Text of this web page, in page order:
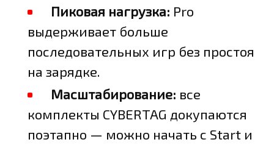
Пиковая нагрузка: Pro
выдерживает больше
последовательных игр без простоя
на зарядке.
Масштабирование: все
комплекты CYBERTAG докупаются
поэтапно — можно начать с Start и